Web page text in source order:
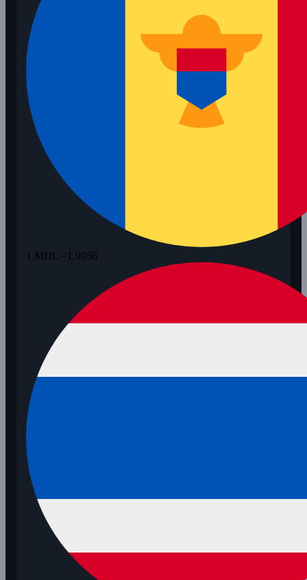
1 MDL = 1,9056